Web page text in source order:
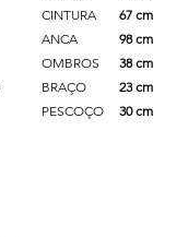
CINTURA
67 cm
ANCA
98 cm
OMBROS
38 cm
BRAÇO
23 cm
PESCOÇO
30 cm